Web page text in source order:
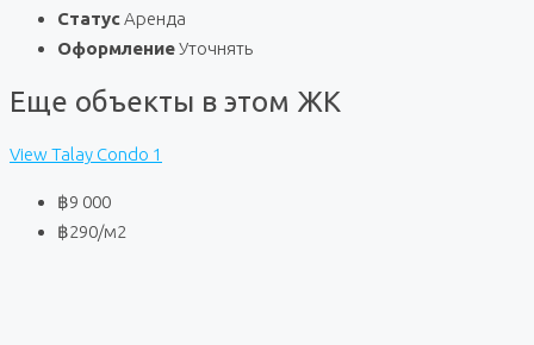
СтатусАренда
ОформлениеУточнять
Еще объекты в этом ЖК
View Talay Condo 1
฿9 000
฿290/м2